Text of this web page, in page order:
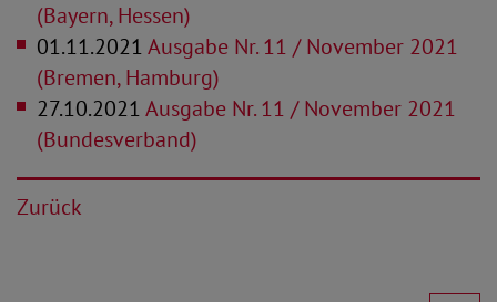
(Bayern, Hessen)
01.11.2021Ausgabe Nr. 11 / November 2021
(Bremen, Hamburg)
27.10.2021Ausgabe Nr. 11 / November 2021
(Bundesverband)
Zurück